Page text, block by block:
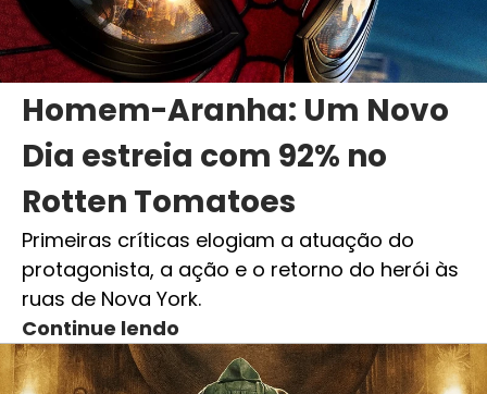
Homem-Aranha: Um Novo
Dia estreia com 92% no
Rotten Tomatoes
Primeiras críticas elogiam a atuação do
protagonista, a ação e o retorno do herói às
ruas de Nova York.
Continue lendo